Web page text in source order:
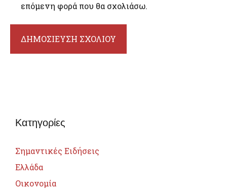
επόμενη φορά που θα σχολιάσω.
Κατηγορίες
Σημαντικές Ειδήσεις
Ελλάδα
Οικονομία